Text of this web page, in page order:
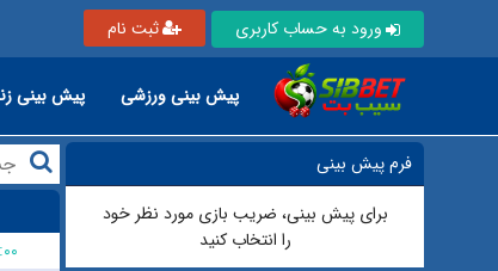
ورود به حساب کاربری ثبت نام
پیش بینی ورزشی پیش بینی
فرم پیش بینی
برای پیش بینی، ضریب بازی مورد نظر خود
را انتخاب کنید